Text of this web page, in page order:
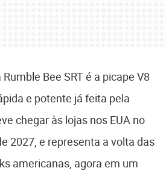
Bee SRT é a picape V8
e potente já feita pela
chegar às lojas nos EUA no
2027, e representa a volta das
americanas, agora em um